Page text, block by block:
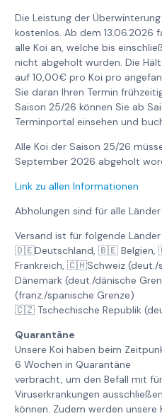
Die Leistung der
kostenlos. Ab dem 13.06.2026
alle Koi an, welche bis
nicht abgeholt wurden. Die
auf 10,00€ pro Koi pro
Sie daran Ihren Termin
Saison 25/26 können Sie ab
Terminportal einsehen und
Alle Koi der Saison 25/26
September 2026 abgeholt
Link zu allen Informationen
Abholungen sind für alle
Versand ist für folgende
🇩🇪Deutschland, 🇧🇪
Frankreich, 🇨🇭Schweiz
Dänemark (deut./dänische
(franz./spanische Grenze)
🇨🇿 Tschechische Republik
Quarantäne
Unsere Koi haben beim
6 Wochen in Quarantäne
verbracht, um den Befall mit
Viruserkrankungen
können. Zudem werden